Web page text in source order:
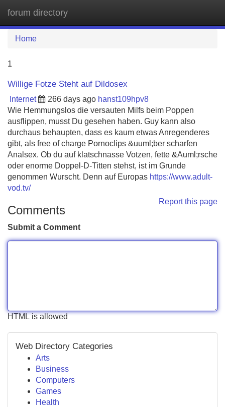
forum directory
Home
1
Willige Fotze Steht auf Dildosex
Internet 266 days ago hanst109hpv8
Wie Hemmungslos die versauten Milfs beim Poppen
ausflippen, musst Du gesehen haben. Guy kann also
durchaus behaupten, dass es kaum etwas Anregenderes
gibt, als free of charge Pornoclips &uuml;ber scharfen
Analsex. Ob du auf klatschnasse Votzen, fette &Auml;rsche
oder enorme Doppel-D-Titten stehst, ist im Grunde
genommen Wurscht. Denn auf Europas https://www.adult-
vod.tv/
Report this page
Comments
Submit a Comment
HTML is allowed
Web Directory Categories
Arts
Business
Computers
Games
Health